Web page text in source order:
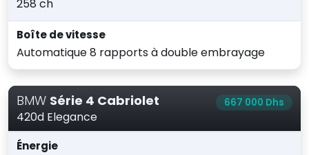
258 ch
Boîte de vitesse
Automatique 8 rapports à double embrayage
BMW Série 4 Cabriolet
420d Elegance
667 000 Dhs
Énergie